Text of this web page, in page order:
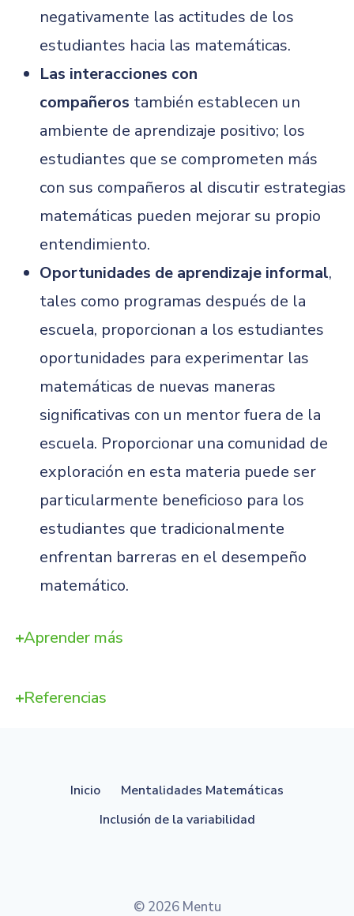
negativamente las actitudes de los
estudiantes hacia las matemáticas.
Las interacciones con
compañeros también establecen un
ambiente de aprendizaje positivo; los
estudiantes que se comprometen más
con sus compañeros al discutir estrategias
matemáticas pueden mejorar su propio
entendimiento.
Oportunidades de aprendizaje informal,
tales como programas después de la
escuela, proporcionan a los estudiantes
oportunidades para experimentar las
matemáticas de nuevas maneras
significativas con un mentor fuera de la
escuela. Proporcionar una comunidad de
exploración en esta materia puede ser
particularmente beneficioso para los
estudiantes que tradicionalmente
enfrentan barreras en el desempeño
matemático.
Aprender más
Referencias
Inicio
Mentalidades Matemáticas
Inclusión de la variabilidad
© 2026 Mentu